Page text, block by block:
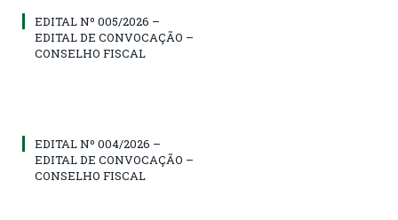
EDITAL Nº 005/2026 –
EDITAL DE CONVOCAÇÃO –
CONSELHO FISCAL
EDITAL Nº 004/2026 –
EDITAL DE CONVOCAÇÃO –
CONSELHO FISCAL